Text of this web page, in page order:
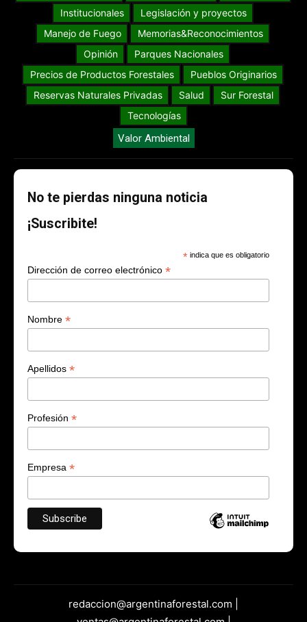
Institucionales
Legislación y proyectos
Manejo de Fuego
Memorias&Reconocimientos
Opinión
Parques Nacionales
Precios de Productos Forestales
Pueblos Originarios
Reservas Naturales Privadas
Salud
Sur Forestal
Tecnologías
Valor Ambiental
No te pierdas ninguna noticia
¡Suscribite!
* indica que es obligatorio
Dirección de correo electrónico *
Nombre *
Apellidos *
Profesión *
Empresa *
redaccion@argentinaforestal.com |